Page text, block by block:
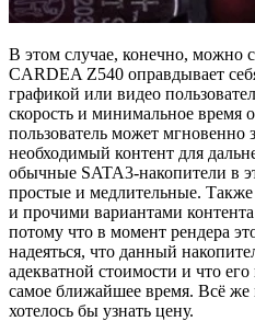
В этом случае, конечно, можно
CARDEA Z540 оправдывает
графикой или видео
скорость и минимальное время
пользователь может мгновенно
необходимый контент для
обычные SATA3-накопители в
простые и медлительные.
и прочими вариантами
потому что в момент рендера
надеяться, что данный
адекватной стоимости и что
самое ближайшее время. Всё же
хотелось бы узнать цену.